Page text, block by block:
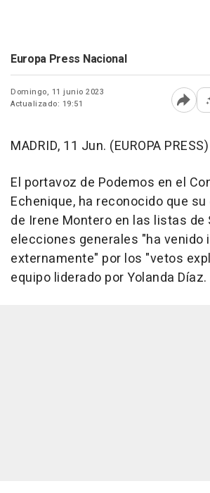
Europa Press Nacional
Domingo, 11 junio 2023
Actualizado: 19:51
MADRID, 11 Jun. (EUROPA
El portavoz de Podemos en el
Echenique, ha reconocido que
de Irene Montero en las listas de
elecciones generales "ha venido
externamente" por los "vetos
equipo liderado por Yolanda Díaz.